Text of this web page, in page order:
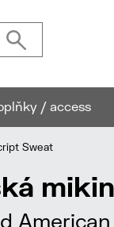
/ access
Sweat